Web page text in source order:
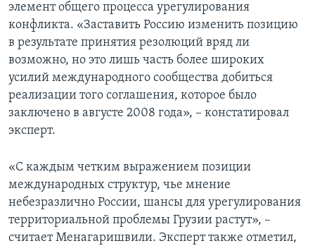
элемент общего процесса урегулирования
конфликта. «Заставить Россию изменить позицию
в результате принятия резолюций вряд ли
возможно, но это лишь часть более широких
усилий международного сообщества добиться
реализации того соглашения, которое было
заключено в августе 2008 года», – констатировал
эксперт.
«С каждым четким выражением позиции
международных структур, чье мнение
небезразлично России, шансы для урегулирования
территориальной проблемы Грузии растут», –
считает Менагаришвили. Эксперт также отметил,